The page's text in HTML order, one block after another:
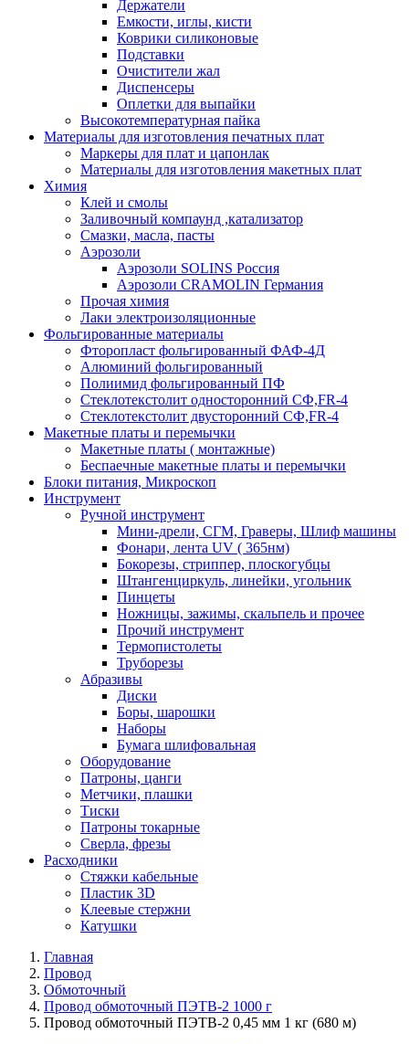
Держатели
Емкости, иглы, кисти
Коврики силиконовые
Подставки
Очистители жал
Диспенсеры
Оплетки для выпайки
Высокотемпературная пайка
Материалы для изготовления печатных плат
Маркеры для плат и цапонлак
Материалы для изготовления макетных плат
Химия
Клей и смолы
Заливочный компаунд ,катализатор
Смазки, масла, пасты
Аэрозоли
Аэрозоли SOLINS Россия
Аэрозоли CRAMOLIN Германия
Прочая химия
Лаки электроизоляционные
Фольгированные материалы
Фторопласт фольгированный ФАФ-4Д
Алюминий фольгированный
Полиимид фольгированный ПФ
Стеклотекстолит односторонний CФ,FR-4
Стеклотекстолит двусторонний СФ,FR-4
Макетные платы и перемычки
Макетные платы ( монтажные)
Беспаечные макетные платы и перемычки
Блоки питания, Микроскоп
Инструмент
Ручной инструмент
Мини-дрели, СГМ, Граверы, Шлиф машины
Фонари, лента UV ( 365нм)
Бокорезы, cтриппер, плоскогубцы
Штангенциркуль, линейки, угольник
Пинцеты
Ножницы, зажимы, скальпель и прочее
Прочий инструмент
Термопистолеты
Труборезы
Абразивы
Диски
Боры, шарошки
Наборы
Бумага шлифовальная
Оборудование
Патроны, цанги
Метчики, плашки
Тиски
Патроны токарные
Сверла, фрезы
Расходники
Стяжки кабельные
Пластик 3D
Клеевые стержни
Катушки
Главная
Провод
Обмоточный
Провод обмоточный ПЭТВ-2 1000 г
Провод обмоточный ПЭТВ-2 0,45 мм 1 кг (680 м)